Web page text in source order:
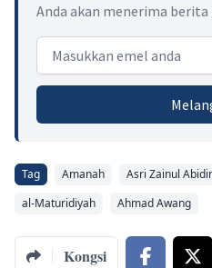
Anda akan menerima
Email address
Tag Amanah Asri Zainul
al-Maturidiyah
Ahmad Awang
Kongsi